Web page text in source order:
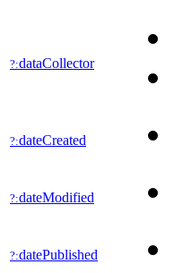
?:dataCollector
?:dateCreated
?:dateModified
?:datePublished